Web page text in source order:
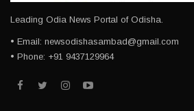
Leading Odia News Portal of Odisha.
• Email: newsodishasambad@gmail.com
• Phone: +91 9437129964